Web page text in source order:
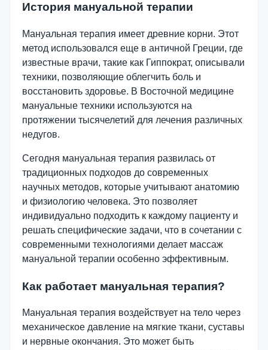
История мануальной терапии
Мануальная терапия имеет древние корни. Этот
метод использовался еще в античной Греции, где
известные врачи, такие как Гиппократ, описывали
техники, позволяющие облегчить боль и
восстановить здоровье. В Восточной медицине
мануальные техники используются на
протяжении тысячелетий для лечения различных
недугов.
Сегодня мануальная терапия развилась от
традиционных подходов до современных
научных методов, которые учитывают анатомию
и физиологию человека. Это позволяет
индивидуально подходить к каждому пациенту и
решать специфические задачи, что в сочетании с
современными технологиями делает массаж
мануальной терапии особенно эффективным.
Как работает мануальная терапия?
Мануальная терапия воздействует на тело через
механическое давление на мягкие ткани, суставы
и нервные окончания. Это может быть